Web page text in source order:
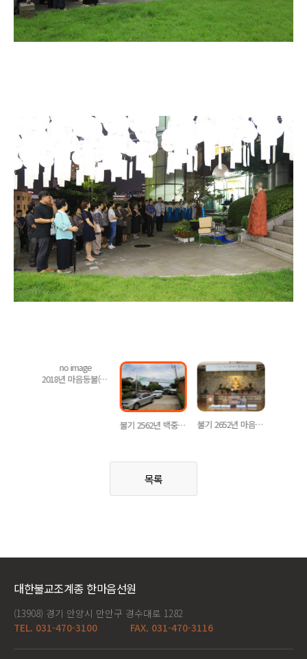
no image
2018년 마음등불(너 나 하나라네!)
불기 2562년 백중 이모저모 불기 2652년 마음등불 & 너 나 하나라네!
목록
대한불교조계종 한마음선원
(13908) 경기 안양시 만안구 경수대로 1282
TEL. 031-470-3100
FAX. 031-470-3116